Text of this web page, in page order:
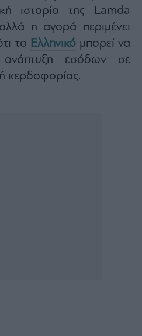
ιστορία της Lamda
η αγορά περιμένει
το Ελληνικόμπορεί να
εσόδων σε
κερδοφορίας.